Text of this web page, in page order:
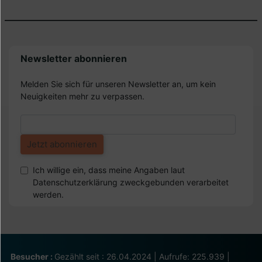
Newsletter abonnieren
Melden Sie sich für unseren Newsletter an, um kein
Neuigkeiten mehr zu verpassen.
Ich willige ein, dass meine Angaben laut
Datenschutzerklärung zweckgebunden verarbeitet
werden.
Besucher : Gezählt seit : 26.04.2024 | Aufrufe: 225.939 |